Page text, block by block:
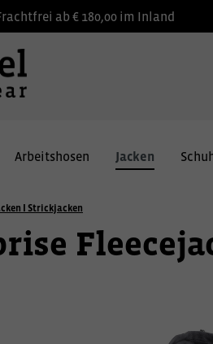
ab € 180,00 im Inland
Arbeitshosen Jacken
I Strickjacken